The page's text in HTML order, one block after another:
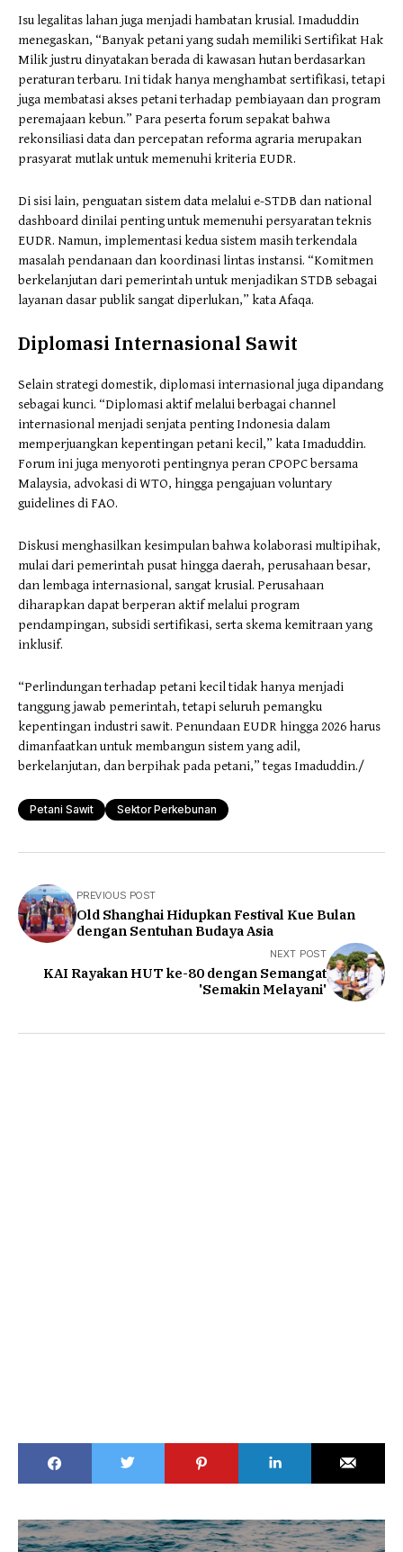
Isu legalitas lahan juga menjadi hambatan krusial. Imaduddin
menegaskan, “Banyak petani yang sudah memiliki Sertifikat Hak
Milik justru dinyatakan berada di kawasan hutan berdasarkan
peraturan terbaru. Ini tidak hanya menghambat sertifikasi, tetapi
juga membatasi akses petani terhadap pembiayaan dan program
peremajaan kebun.” Para peserta forum sepakat bahwa
rekonsiliasi data dan percepatan reforma agraria merupakan
prasyarat mutlak untuk memenuhi kriteria EUDR.
Di sisi lain, penguatan sistem data melalui e-STDB dan national
dashboard dinilai penting untuk memenuhi persyaratan teknis
EUDR. Namun, implementasi kedua sistem masih terkendala
masalah pendanaan dan koordinasi lintas instansi. “Komitmen
berkelanjutan dari pemerintah untuk menjadikan STDB sebagai
layanan dasar publik sangat diperlukan,” kata Afaqa.
Diplomasi Internasional Sawit
Selain strategi domestik, diplomasi internasional juga dipandang
sebagai kunci. “Diplomasi aktif melalui berbagai channel
internasional menjadi senjata penting Indonesia dalam
memperjuangkan kepentingan petani kecil,” kata Imaduddin.
Forum ini juga menyoroti pentingnya peran CPOPC bersama
Malaysia, advokasi di WTO, hingga pengajuan voluntary
guidelines di FAO.
Diskusi menghasilkan kesimpulan bahwa kolaborasi multipihak,
mulai dari pemerintah pusat hingga daerah, perusahaan besar,
dan lembaga internasional, sangat krusial. Perusahaan
diharapkan dapat berperan aktif melalui program
pendampingan, subsidi sertifikasi, serta skema kemitraan yang
inklusif.
“Perlindungan terhadap petani kecil tidak hanya menjadi
tanggung jawab pemerintah, tetapi seluruh pemangku
kepentingan industri sawit. Penundaan EUDR hingga 2026 harus
dimanfaatkan untuk membangun sistem yang adil,
berkelanjutan, dan berpihak pada petani,” tegas Imaduddin./
Petani Sawit Sektor Perkebunan
PREVIOUS POST
Old Shanghai Hidupkan Festival Kue Bulan
dengan Sentuhan Budaya Asia
NEXT POST
KAI Rayakan HUT ke-80 dengan Semangat
'Semakin Melayani'